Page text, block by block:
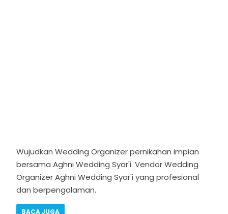
Wujudkan Wedding Organizer pernikahan impian
bersamaAghni Wedding Syar'i. Vendor Wedding
OrganizerAghni Wedding Syar'i yang profesional
dan berpengalaman.
BACA JUGA